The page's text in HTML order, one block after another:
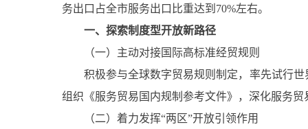
务出口占全市服务出口比重达到70%左右。
一、探索制度型开放新路径
（一）主动对接国际高标准经贸规则
积极参与全球数字贸易规则制定，率先试行
组织《服务贸易国内规制参考文件》，深化服务
（二）着力发挥“两区”开放引领作用